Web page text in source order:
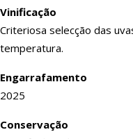
Vinificação
Criteriosa selecção das
temperatura.
Engarrafamento
2025
Conservação